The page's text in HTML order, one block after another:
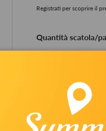
Registrati per scoprire il
Quantità scatola/
Ritiro
Di solito pronto in
Visualizza